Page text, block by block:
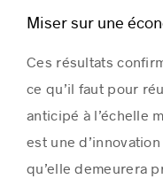
Miser sur une
Ces résultats
ce qu’il faut pour
anticipé à l’échelle
est une
qu’elle demeurera